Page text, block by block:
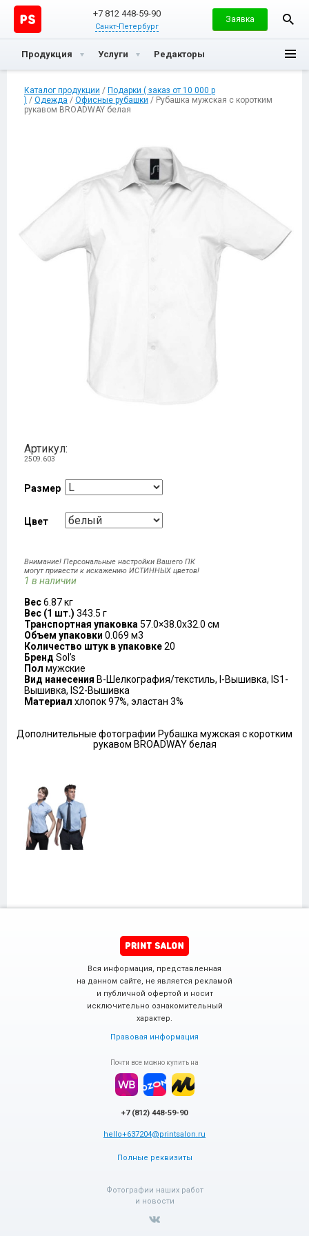
+7 812 448-59-90
Санкт-Петербург
Заявка
Продукция Услуги Редакторы
Каталог продукции / Подарки ( заказ от 10 000 р
) / Одежда / Офисные рубашки / Рубашка мужская с коротким
рукавом BROADWAY белая
Артикул:
2509.603
Размер
Цвет
Внимание! Персональные настройки Вашего ПК
могут привести к искажению ИСТИННЫХ цветов!
1 в наличии
Вес6.87 кг
Вес (1 шт.) 343.5 г
Транспортная упаковка 57.0×38.0x32.0 см
Объем упаковки 0.069 м3
Количество штук в упаковке20
Бренд Sol’s
Пол мужские
Вид нанесения B-Шелкография/текстиль, I-Вышивка, IS1-
Вышивка, IS2-Вышивка
Материал хлопок 97%, эластан 3%
Дополнительные фотографии Рубашка мужская с коротким
рукавом BROADWAY белая
Вся информация, представленная
на данном сайте, не является рекламой
и публичной офертой и носит
исключительно ознакомительный
характер.
Правовая информация
Почти все можно купить на
+7 (812) 448-59-90
hello+637204@printsalon.ru
Полные реквизиты
Фотографии наших работ
и новости